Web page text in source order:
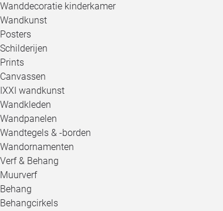
Wanddecoratie kinderkamer
Wandkunst
Posters
Schilderijen
Prints
Canvassen
IXXI wandkunst
Wandkleden
Wandpanelen
Wandtegels & -borden
Wandornamenten
Verf & Behang
Muurverf
Behang
Behangcirkels